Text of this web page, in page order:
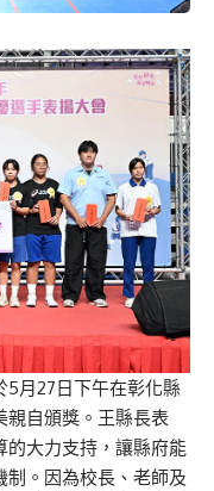
5月27日下午在彰化縣
親自頒獎。王縣長表
的大力支持，讓縣府能
。因為校長、老師及